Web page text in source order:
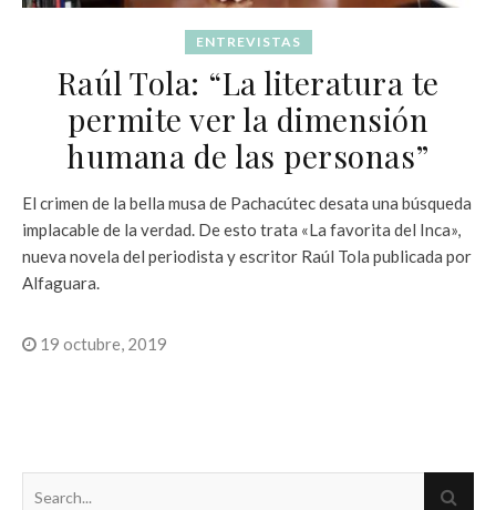
ENTREVISTAS
Raúl Tola: “La literatura te
permite ver la dimensión
humana de las personas”
El crimen de la bella musa de Pachacútec desata una búsqueda
implacable de la verdad. De esto trata «La favorita del Inca»,
nueva novela del periodista y escritor Raúl Tola publicada por
Alfaguara.
19 octubre, 2019